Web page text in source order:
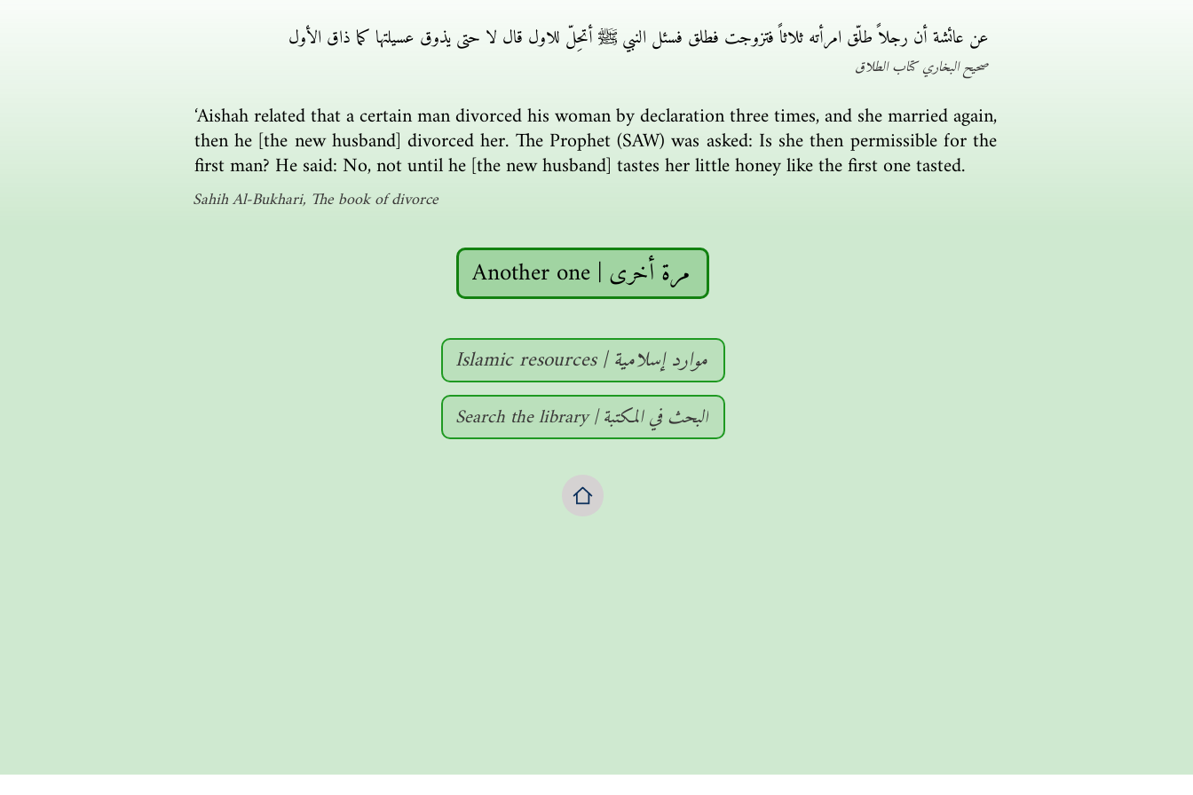
عن عائشة أن رجلاً طلّق امرأته ثلاثاً فتزوجت فطلق فسئل النبي ﷺ أتحِلّ للاول قال لا حتى يذوق عسيلتها كما ذاق الأول‏
صحيح البخاري كتاب الطلاق
‘Aishah related that a certain man divorced his woman by declaration three times, and she married again,
then he [the new husband] divorced her. The Prophet (SAW) was asked: Is she then permissible for the
first man? He said: No, not until he [the new husband] tastes her little honey like the first one tasted.
Sahih Al-Bukhari, The book of divorce
Another one | مرة أخرى
Islamic resources | موارد إسلامية
Search the library | البحث في المكتبة